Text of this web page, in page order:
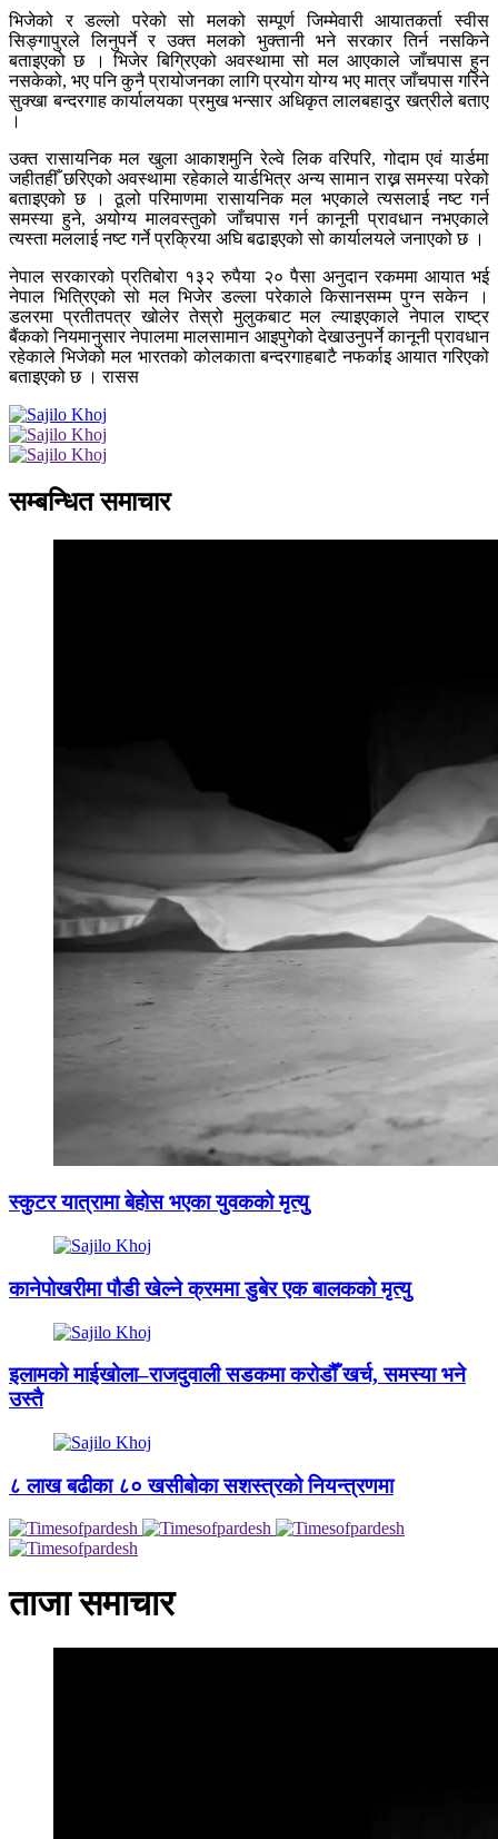
भिजेको र डल्लो परेको सो मलको सम्पूर्ण जिम्मेवारी आयातकर्ता स्वीस
सिङ्गापुरले लिनुपर्ने र उक्त मलको भुक्तानी भने सरकार तिर्न नसकिने
बताइएको छ । भिजेर बिग्रिएको अवस्थामा सो मल आएकाले जाँचपास हुन
नसकेको, भए पनि कुनै प्रायोजनका लागि प्रयोग योग्य भए मात्र जाँचपास गरिने
सुक्खा बन्दरगाह कार्यालयका प्रमुख भन्सार अधिकृत लालबहादुर खत्रीले बताए
।
उक्त रासायनिक मल खुला आकाशमुनि रेल्वे लिक वरिपरि, गोदाम एवं यार्डमा
जहीतहीँ छरिएको अवस्थामा रहेकाले यार्डभित्र अन्य सामान राख्न समस्या परेको
बताइएको छ । ठूलो परिमाणमा रासायनिक मल भएकाले त्यसलाई नष्ट गर्न
समस्या हुने, अयोग्य मालवस्तुको जाँचपास गर्न कानूनी प्रावधान नभएकाले
त्यस्ता मललाई नष्ट गर्ने प्रक्रिया अघि बढाइएको सो कार्यालयले जनाएको छ ।
नेपाल सरकारको प्रतिबोरा १३२ रुपैया २० पैसा अनुदान रकममा आयात भई
नेपाल भित्रिएको सो मल भिजेर डल्ला परेकाले किसानसम्म पुग्न सकेन ।
डलरमा प्रतीतपत्र खोलेर तेस्रो मुलुकबाट मल ल्याइएकाले नेपाल राष्ट्र
बैंकको नियमानुसार नेपालमा मालसामान आइपुगेको देखाउनुपर्ने कानूनी प्रावधान
रहेकाले भिजेको मल भारतको कोलकाता बन्दरगाहबाटै नफर्काइ आयात गरिएको
बताइएको छ । रासस
सम्बन्धित समाचार
स्कुटर यात्रामा बेहोस भएका युवकको मृत्यु
कानेपोखरीमा पौडी खेल्ने क्रममा डुबेर एक बालकको मृत्यु
इलामको माईखोला–राजदुवाली सडकमा करोडौँ खर्च, समस्या भने
उस्तै
८ लाख बढीका ८० खसीबोका सशस्त्रको नियन्त्रणमा
ताजा समाचार